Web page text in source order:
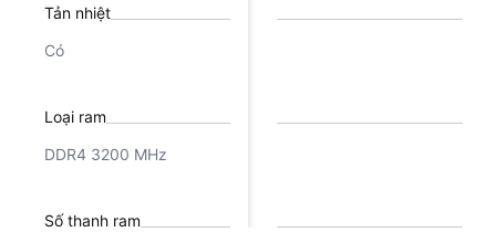
Tản nhiệt
Có
Loại ram
DDR4 3200 MHz
Số thanh ram